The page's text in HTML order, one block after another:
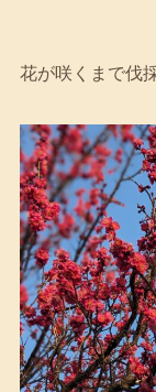
花が咲くまで伐